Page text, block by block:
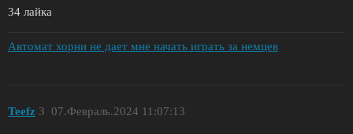
34 лайка
Автомат хорни не дает мне начать играть за немцев
Teefz 07.Февраль.2024 11:07:13
3